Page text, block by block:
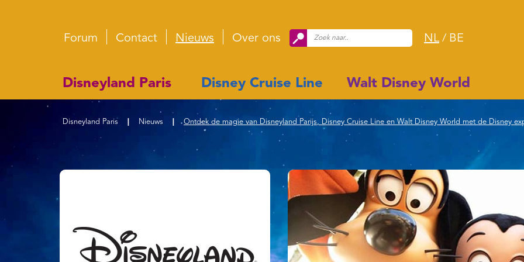
Forum Contact Nieuws Over ons NL / BE
Disneyland Paris Disney Cruise Line Walt Disney World
Disneyland Paris Nieuws Ontdek de magie van Disneyland Parijs, Disney Cruise Line en Walt Disney World met de Disney